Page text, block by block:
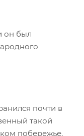
он был
почти в
такой
побережье.